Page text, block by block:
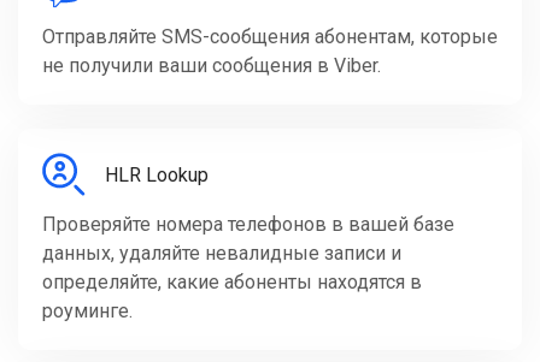
Отправляйте SMS-сообщения абонентам, которые
не получили ваши сообщения в Viber.
HLR Lookup
Проверяйте номера телефонов в вашей базе
данных, удаляйте невалидные записи и
определяйте, какие абоненты находятся в
роуминге.